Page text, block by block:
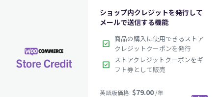
英語版価格:$99.00
ショップ内クレジットを発行して
メールで送信する機能
check_box 商品の購入に使用できるストア
クレジットクーポンを発行
check_box ストアクレジットクーポンをギ
フト券として販売